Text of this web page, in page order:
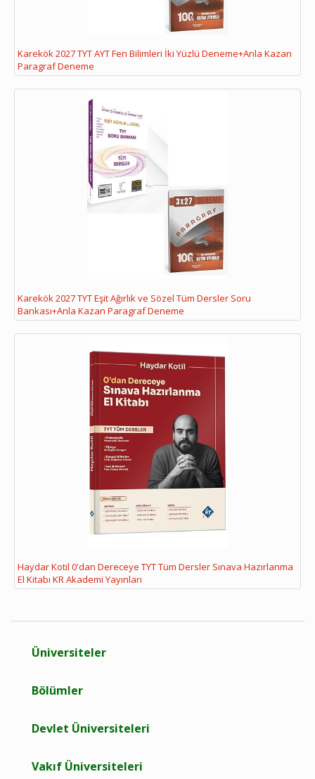
Karekök 2027 TYT AYT Fen Bilimleri İki Yüzlü Deneme+Anla Kazan
Paragraf Deneme
Karekök 2027 TYT Eşit Ağırlık ve Sözel Tüm Dersler Soru
Bankası+Anla Kazan Paragraf Deneme
Haydar Kotil 0'dan Dereceye TYT Tüm Dersler Sınava Hazırlanma
El Kitabı KR Akademi Yayınları
Üniversiteler
Bölümler
Devlet Üniversiteleri
Vakıf Üniversiteleri